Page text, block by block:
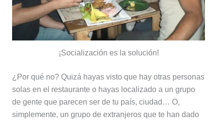
¡Socialización es la solución!
¿Por qué no? Quizá hayas visto que hay otras personas
solas en el restaurante o hayas localizado a un grupo
de gente que parecen ser de tu país, ciudad… O,
simplemente, un grupo de extranjeros que te han dado